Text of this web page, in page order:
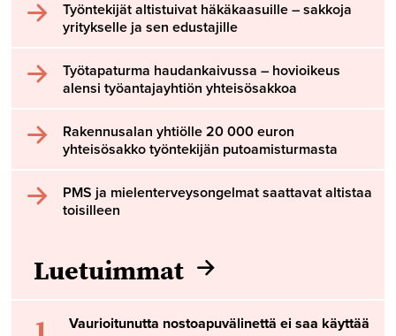
Työntekijät altistuivat häkäkaasuille – sakkoja
yritykselle ja sen edustajille
Työtapaturma haudankaivussa – hovioikeus
alensi työantajayhtiön yhteisösakkoa
Rakennusalan yhtiölle 20 000 euron
yhteisösakko työntekijän putoamisturmasta
PMS ja mielenterveysongelmat saattavat altistaa
toisilleen
Luetuimmat
Vaurioitunutta nostoapuvälinettä ei saa käyttää